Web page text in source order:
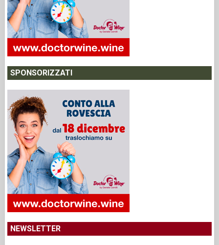
SPONSORIZZATI
NEWSLETTER